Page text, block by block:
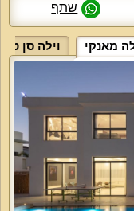
שתף
מאנקי וילה סן